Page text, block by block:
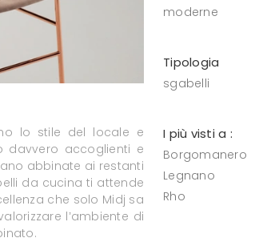
lo stile del locale e
davvero accoglienti e
abbinate ai restanti
da cucina ti attende
che solo Midj sa
l’ambiente di
moderne
Tipologia
sgabelli
I più visti a :
Borgomanero
Legnano
Rho